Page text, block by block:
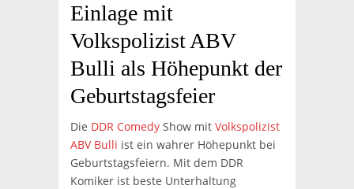
Einlage mit
Volkspolizist ABV
Bulli als Höhepunkt der
Geburtstagsfeier
Die DDR Comedy Show mit Volkspolizist
ABV Bulli ist ein wahrer Höhepunkt bei
Geburtstagsfeiern. Mit dem DDR
Komiker ist beste Unterhaltung